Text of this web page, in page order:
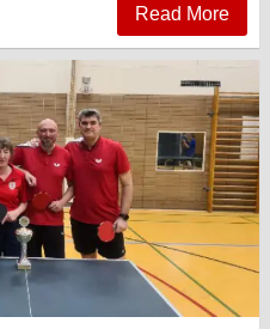
Read More